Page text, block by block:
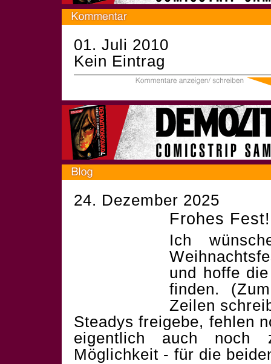
01. Juli 2010
Kein Eintrag
24. Dezember 2025
Frohes Fest!
Ich
und hoffe
finden.
Zeilen
Steadys freigebe, fehlen
eigentlich auch noch
Möglichkeit - für die